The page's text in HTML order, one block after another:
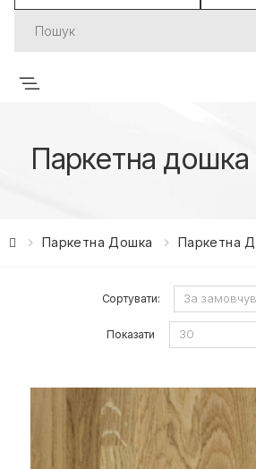
Search
Паркетна
Паркетна Дошка Паркетна
Сортувати:
Показати